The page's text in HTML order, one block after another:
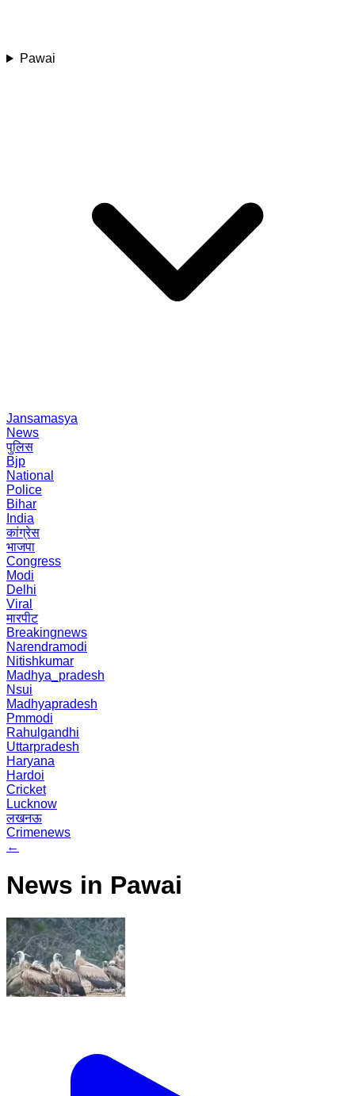
Pawai
Jansamasya
News
पुलिस
Bjp
National
Police
Bihar
India
कांग्रेस
भाजपा
Congress
Modi
Delhi
Viral
मारपीट
Breakingnews
Narendramodi
Nitishkumar
Madhya_pradesh
Nsui
Madhyapradesh
Pmmodi
Rahulgandhi
Uttarpradesh
Haryana
Hardoi
Cricket
Lucknow
लखनऊ
Crimenews
←
News in Pawai